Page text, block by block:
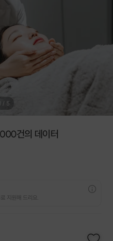
/ 5
건의 데이터
지원해 드리요.